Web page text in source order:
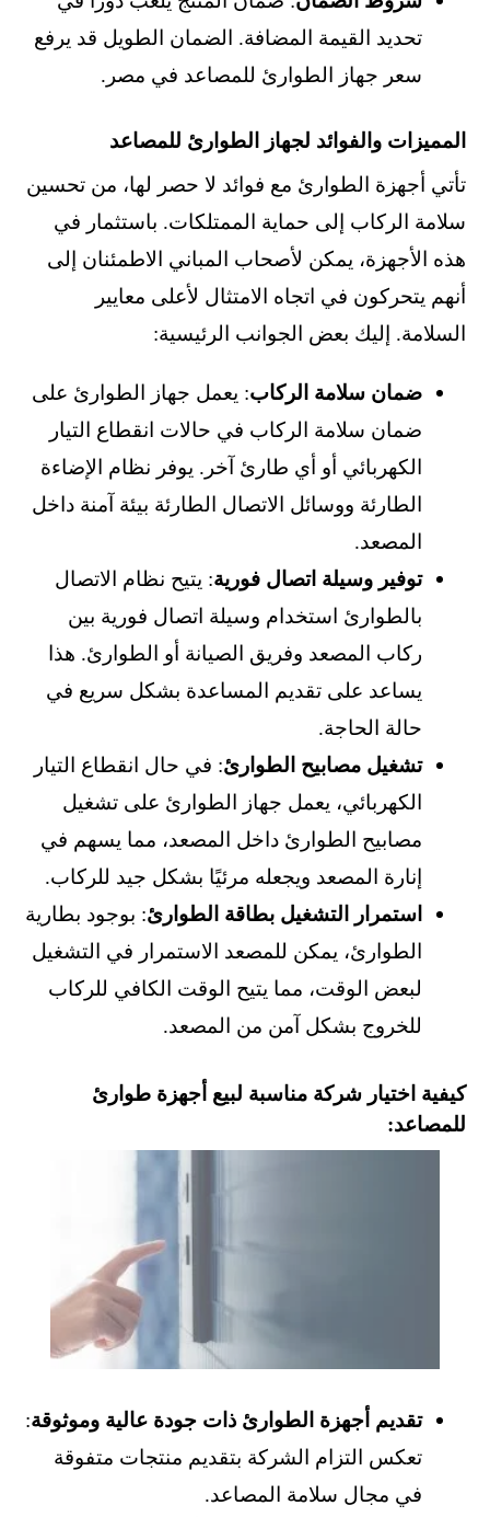
تحديد القيمة المضافة. الضمان الطويل قد يرفع
سعر جهاز الطوارئ للمصاعد في مصر.
المميزات والفوائد لجهاز الطوارئ للمصاعد
تأتي أجهزة الطوارئ مع فوائد لا حصر لها، من تحسين
سلامة الركاب إلى حماية الممتلكات. باستثمار في
هذه الأجهزة، يمكن لأصحاب المباني الاطمئنان إلى
أنهم يتحركون في اتجاه الامتثال لأعلى معايير
السلامة. إليك بعض الجوانب الرئيسية:
ضمان سلامة الركاب: يعمل جهاز الطوارئ على
ضمان سلامة الركاب في حالات انقطاع التيار
الكهربائي أو أي طارئ آخر. يوفر نظام الإضاءة
الطارئة ووسائل الاتصال الطارئة بيئة آمنة داخل
المصعد.
توفير وسيلة اتصال فورية: يتيح نظام الاتصال
بالطوارئ استخدام وسيلة اتصال فورية بين
ركاب المصعد وفريق الصيانة أو الطوارئ. هذا
يساعد على تقديم المساعدة بشكل سريع في
حالة الحاجة.
تشغيل مصابيح الطوارئ: في حال انقطاع التيار
الكهربائي، يعمل جهاز الطوارئ على تشغيل
مصابيح الطوارئ داخل المصعد، مما يسهم في
إنارة المصعد ويجعله مرئيًا بشكل جيد للركاب.
استمرار التشغيل بطاقة الطوارئ: بوجود بطارية
الطوارئ، يمكن للمصعد الاستمرار في التشغيل
لبعض الوقت، مما يتيح الوقت الكافي للركاب
للخروج بشكل آمن من المصعد.
كيفية اختيار شركة مناسبة لبيع أجهزة طوارئ
للمصاعد:
تقديم أجهزة الطوارئ ذات جودة عالية وموثوقة:
تعكس التزام الشركة بتقديم منتجات متفوقة
في مجال سلامة المصاعد.